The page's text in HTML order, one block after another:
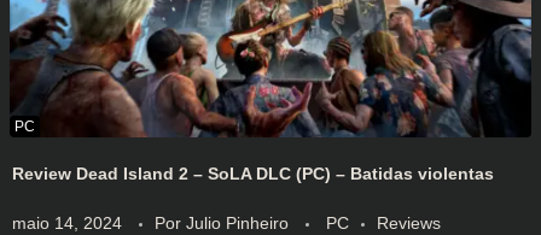
Review Dead Island 2 – SoLA DLC (PC) – Batidas violentas
maio 14, 2024 Por Julio Pinheiro PC Reviews